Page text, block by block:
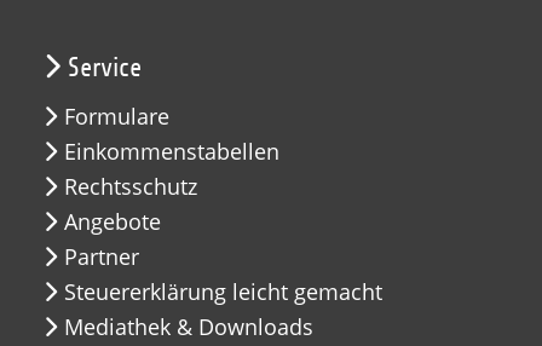
Service
Formulare
Einkommenstabellen
Rechtsschutz
Angebote
Partner
Steuererklärung leicht gemacht
Mediathek & Downloads